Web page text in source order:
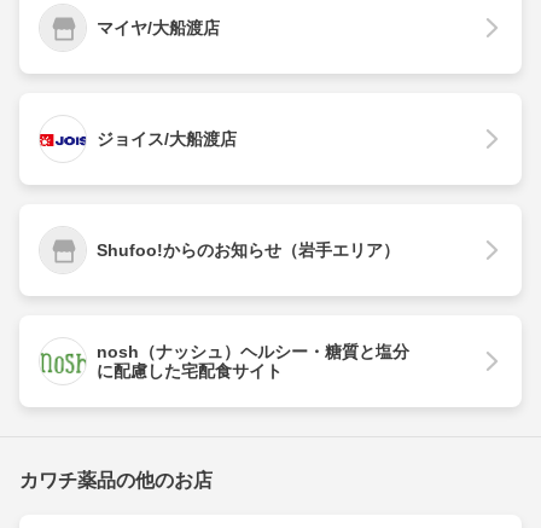
マイヤ/大船渡店
ジョイス/大船渡店
Shufoo!からのお知らせ（岩手エリア）
nosh（ナッシュ）ヘルシー・糖質と塩分
に配慮した宅配食サイト
カワチ薬品の他のお店